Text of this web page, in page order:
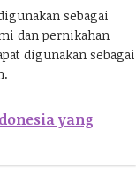
sebagai
dan pernikahan
digunakan sebagai
yang